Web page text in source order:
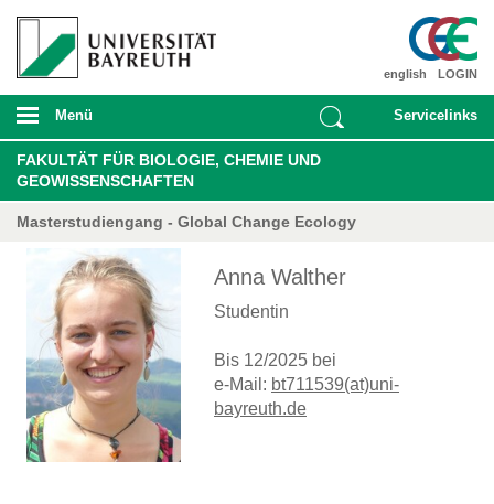
LOGIN
english
Menü Servicelinks
FAKULTÄT FÜR BIOLOGIE, CHEMIE UND
GEOWISSENSCHAFTEN
Masterstudiengang - Global Change Ecology
Anna Walther
Studentin
Bis 12/2025 bei
e-Mail: bt711539(at)uni-
bayreuth.de